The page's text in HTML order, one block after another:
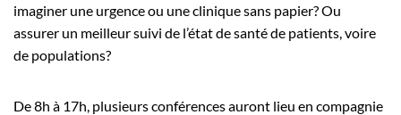
imaginer une urgence ou une clinique sans papier? Ou
assurer un meilleur suivi de l’état de santé de patients, voire
de populations?
De 8h à 17h, plusieurs conférences auront lieu en compagnie